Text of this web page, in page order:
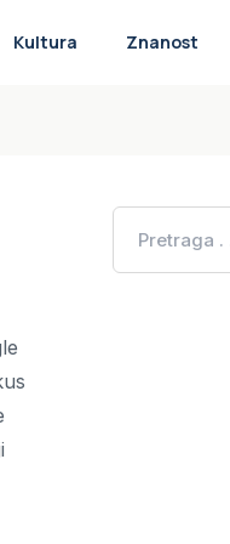
Kultura Znanost